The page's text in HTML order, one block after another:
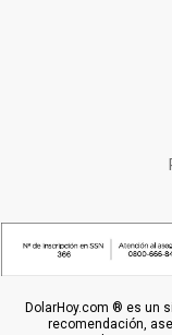
DolarHoy.com ® es un
recomendación,